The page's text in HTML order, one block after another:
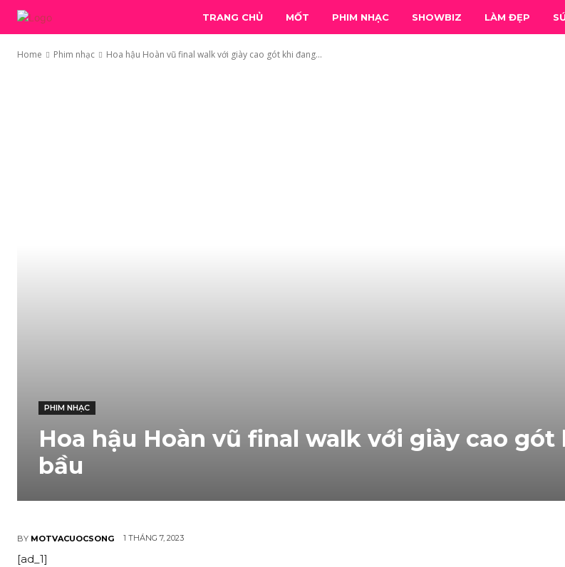
TRANG CHỦ MỐT PHIM NHẠC SHOWBIZ LÀM ĐẸP
Home Phim nhạc Hoa hậu Hoàn vũ final walk với giày cao gót khi đang...
PHIM NHẠC
Hoa hậu Hoàn vũ final walk với giày cao
bầu
BY MOTVACUOCSONG 1 THÁNG 7, 2023
[ad_1]